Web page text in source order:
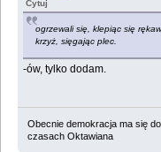
Cytuj
ogrzewali się, klepiąc się
krzyż, sięgając plec.
-ów, tylko dodam.
Obecnie demokracja ma się
czasach Oktawiana